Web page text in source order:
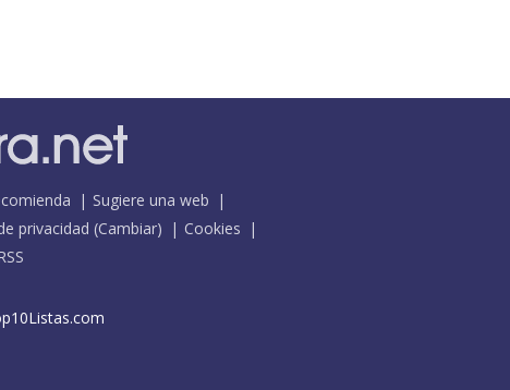
Sugiere una web
privacidad (Cambiar)
Cookies